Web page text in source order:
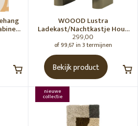
WOOOD Lustra
Ladekast/Nachtkastje Hout
Hoogglans Groen [Fsc]
299,00
of 99,67 in 3 termijnen
Bekijk product
nieuwe
collectie